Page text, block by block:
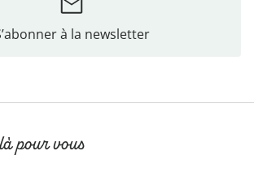
à la newsletter
pour vous